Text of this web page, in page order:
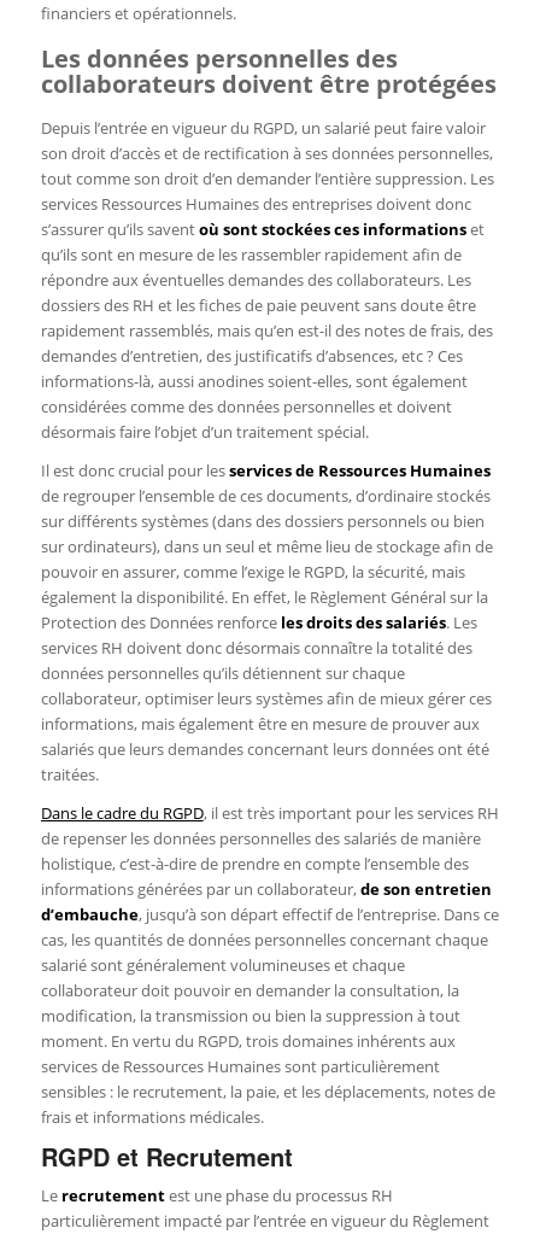
financiers et opérationnels.
Les données personnelles des
collaborateurs doivent être protégées
Depuis l’entrée en vigueur du RGPD, un salarié peut faire valoir
son droit d’accès et de rectification à ses données personnelles,
tout comme son droit d’en demander l’entière suppression. Les
services Ressources Humaines des entreprises doivent donc
s’assurer qu’ils saventoù sont stockées ces informationset
qu’ils sont en mesure de les rassembler rapidement afin de
répondre aux éventuelles demandes des collaborateurs. Les
dossiers des RH et les fiches de paie peuvent sans doute être
rapidement rassemblés, mais qu’en est-il des notes de frais, des
demandes d’entretien, des justificatifs d’absences, etc ? Ces
informations-là, aussi anodines soient-elles, sont également
considérées comme des données personnelles et doivent
désormais faire l’objet d’un traitement spécial.
Il est donc crucial pour lesservices de Ressources Humaines
de regrouper l’ensemble de ces documents, d’ordinaire stockés
sur différents systèmes (dans des dossiers personnels ou bien
sur ordinateurs), dans un seul et même lieu de stockage afin de
pouvoir en assurer, comme l’exige le RGPD, la sécurité, mais
également la disponibilité. En effet, le Règlement Général sur la
Protection des Données renforceles droits des salariés. Les
services RH doivent donc désormais connaître la totalité des
données personnelles qu’ils détiennent sur chaque
collaborateur, optimiser leurs systèmes afin de mieux gérer ces
informations, mais également être en mesure de prouver aux
salariés que leurs demandes concernant leurs données ont été
traitées.
Dans le cadre du RGPD, il est très important pour les services RH
de repenser les données personnelles des salariés de manière
holistique, c’est-à-dire de prendre en compte l’ensemble des
informations générées par un collaborateur,de son entretien
d’embauche, jusqu’à son départ effectif de l’entreprise. Dans ce
cas, les quantités de données personnelles concernant chaque
salarié sont généralement volumineuses et chaque
collaborateur doit pouvoir en demander la consultation, la
modification, la transmission ou bien la suppression à tout
moment. En vertu du RGPD, trois domaines inhérents aux
services de Ressources Humaines sont particulièrement
sensibles : le recrutement, la paie, et les déplacements, notes de
frais et informations médicales.
RGPD et Recrutement
Le recrutementest une phase du processus RH
particulièrement impacté par l’entrée en vigueur du Règlement